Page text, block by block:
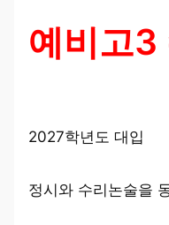
예비고3
2027학년도 대입
정시와 수리논술을